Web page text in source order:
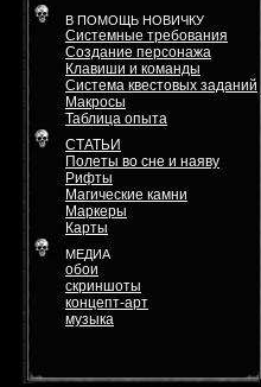
В ПОМОЩЬ НОВИЧКУ
Системные требования
Создание персонажа
Клавиши и команды
Система квестовых заданий
Макросы
Таблица опыта
СТАТЬИ
Полеты во сне и наяву
Рифты
Магические камни
Маркеры
Карты
МЕДИА
обои
скриншоты
концепт-арт
музыка